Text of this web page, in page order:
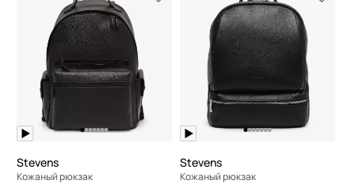
Stevens
Кожаный рюкзак
Stevens
Кожаный рюкзак